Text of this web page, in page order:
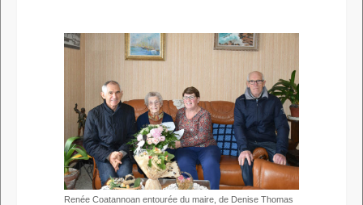
Renée Coatannoan entourée du maire, de Denise Thomas